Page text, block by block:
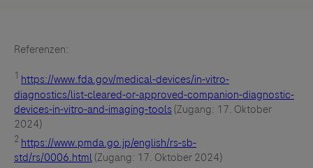
Ärzten Optionen zur Auswahl anbieten. Beide Tests
ermöglichen es Ärzten, detaillierte molekulare
Informationen zu erheben, die
Behandlungsentscheidungen unterstützen können – sei
es durch gewebe- oder blutbasierte Biopsien.
Referenzen:
1 https://www.fda.gov/medical-devices/in-vitro-
diagnostics/list-cleared-or-approved-companion-diagnostic-
devices-in-vitro-and-imaging-tools(Zugang: 17. Oktober
2024)
2 https://www.pmda.go.jp/english/rs-sb-
std/rs/0006.html(Zugang: 17. Oktober 2024)